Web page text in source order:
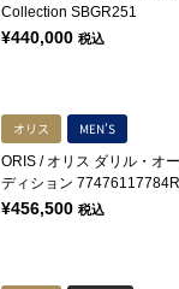
Collection SBGR251
¥440,000 税込
オリス MEN'S
ORIS / オリス ダリル・オ
ディション 77476117784R
¥456,500 税込